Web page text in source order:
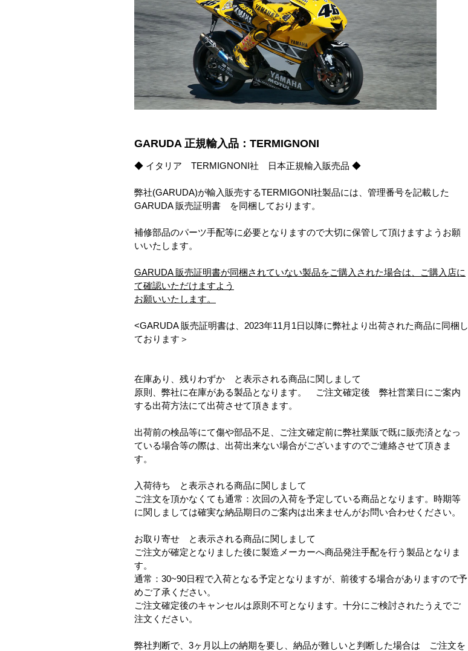
GARUDA 正規輸入品：TERMIGNONI
◆ イタリア TERMIGNONI社 日本正規輸入販売品 ◆
弊社(GARUDA)が輸入販売するTERMIGONI社製品には、管理番号を記載した
GARUDA 販売証明書 を同梱しております。
補修部品のパーツ手配等に必要となりますので大切に保管して頂けますようお願
いいたします。
GARUDA 販売証明書が同梱されていない製品をご購入された場合は、ご購入店に
て確認いただけますよう
お願いいたします。
<GARUDA 販売証明書は、2023年11月1日以降に弊社より出荷された商品に同梱し
ております＞
在庫あり、残りわずか と表示される商品に関しまして
原則、弊社に在庫がある製品となります。 ご注文確定後 弊社営業日にご案内
する出荷方法にて出荷させて頂きます。
出荷前の検品等にて傷や部品不足、ご注文確定前に弊社業販で既に販売済となっ
ている場合等の際は、出荷出来ない場合がございますのでご連絡させて頂きま
す。
入荷待ち
と表示される商品に関しまして
ご注文を頂かなくても通常：次回の入荷を予定している商品となります。時期等
に関しましては確実な納品期日のご案内は出来ませんがお問い合わせください。
お取り寄せ と表示される商品に関しまして
ご注文が確定となりました後に製造メーカーへ商品発注手配を行う製品となりま
す。
通常：30~90日程で入荷となる予定となりますが、前後する場合がありますので予
めご了承ください。
ご注文確定後のキャンセルは原則不可となります。十分にご検討されたうえでご
注文ください。
弊社判断で、3ヶ月以上の納期を要し、納品が難しいと判断した場合は ご注文を